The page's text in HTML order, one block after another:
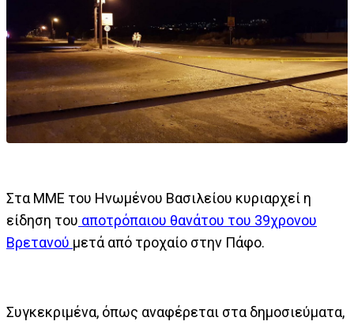
Στα ΜΜΕ του Ηνωμένου Βασιλείου κυριαρχεί η
είδηση του αποτρόπαιου θανάτου του 39χρονου
Βρετανού μετά από τροχαίο στην Πάφο.
Συγκεκριμένα, όπως αναφέρεται στα δημοσιεύματα,